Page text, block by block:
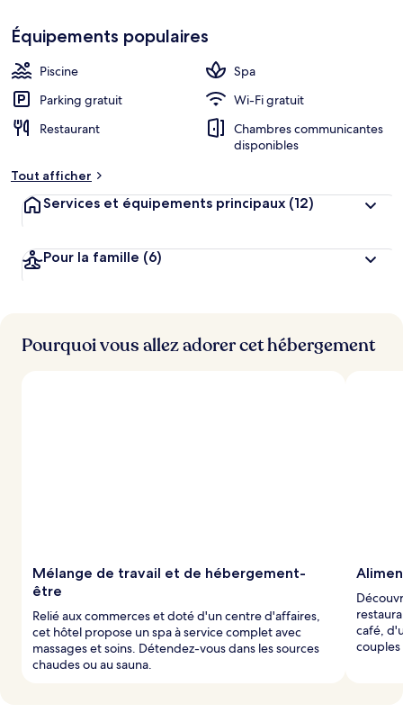
Équipements populaires
Piscine
Spa
Parking gratuit
Wi-Fi gratuit
Restaurant
Chambres communicantes
disponibles
Tout afficher
Services et équipements principaux (12)
Pour la famille (6)
Pourquoi vous allez adorer cet hébergement
Mélange de travail et de hébergement-
être
Relié aux commerces et doté d'un centre d'affaires,
cet hôtel propose un spa à service complet avec
massages et soins. Détendez-vous dans les sources
chaudes ou au sauna.
café,